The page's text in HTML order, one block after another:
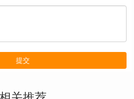
提交